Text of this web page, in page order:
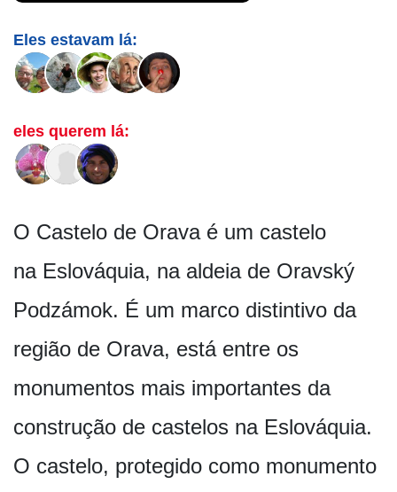
Eles estavam lá:
eles querem lá:
O Castelo de Orava é um castelo
na Eslováquia, na aldeia de Oravský
Podzámok. É um marco distintivo da
região de Orava, está entre os
monumentos mais importantes da
construção de castelos na Eslováquia.
O castelo, protegido como monumento